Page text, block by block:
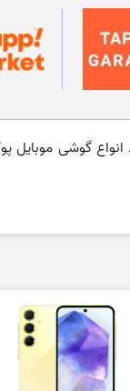
انواع گوشی موبایل